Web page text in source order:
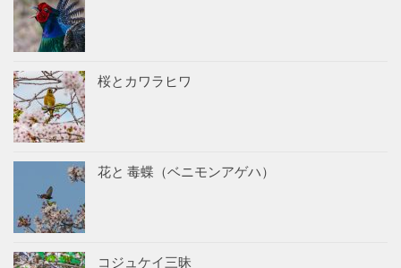
桜とカワラヒワ
花と 毒蝶（ベニモンアゲハ）
コジュケイ三昧